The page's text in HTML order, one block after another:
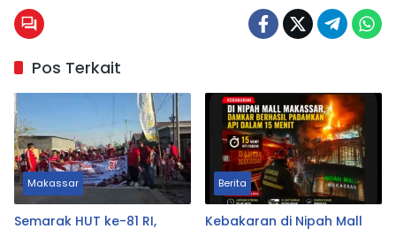
Pos Terkait
Makassar
Semarak HUT ke-81 RI,
Berita
Kebakaran di Nipah Mall